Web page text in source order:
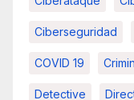
Ciberseguridad
COVID 19
Detective